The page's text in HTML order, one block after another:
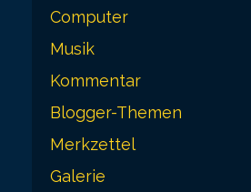
Computer
Musik
Kommentar
Blogger-Themen
Merkzettel
Galerie